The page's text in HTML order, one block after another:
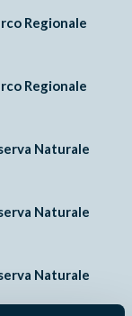
Regionale
Regionale
Naturale
Naturale
Naturale